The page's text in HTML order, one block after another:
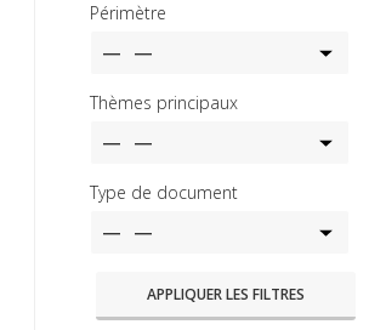
Périmètre
Thèmes principaux
Type de document